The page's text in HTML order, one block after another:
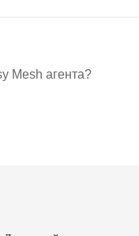
Mesh агента?